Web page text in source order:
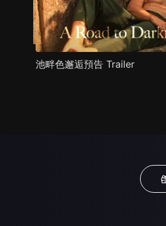
池畔色邂逅預告 Trailer